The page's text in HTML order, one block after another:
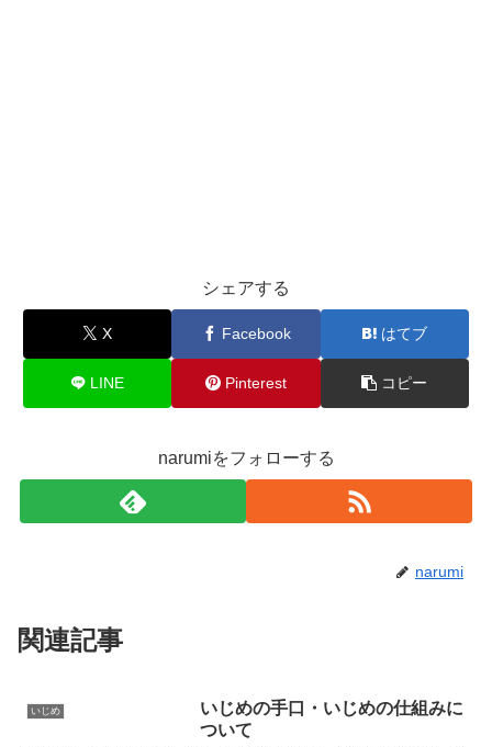
シェアする
X Facebook はてブ
LINE Pinterest コピー
narumiをフォローする
narumi
関連記事
いじめ
いじめの手口・いじめの仕組みに
ついて